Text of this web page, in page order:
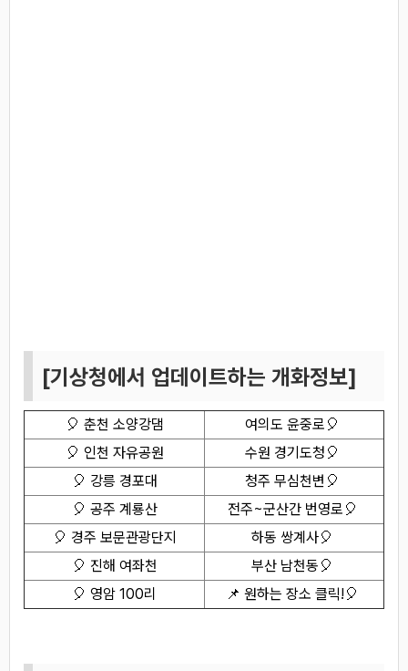
[기상청에서 업데이트하는 개화정보]
🎈 춘천 소양강댐 여의도 윤중로 🎈
🎈 인천 자유공원 수원 경기도청 🎈
🎈 강릉 경포대 청주 무심천변 🎈
🎈 공주 계룡산 전주~군산간 번영로 🎈
🎈 경주 보문관광단지 하동 쌍계사🎈
🎈 진해 여좌천 부산 남천동 🎈
🎈 영암 100리 📌 원하는 장소 클릭! 🎈